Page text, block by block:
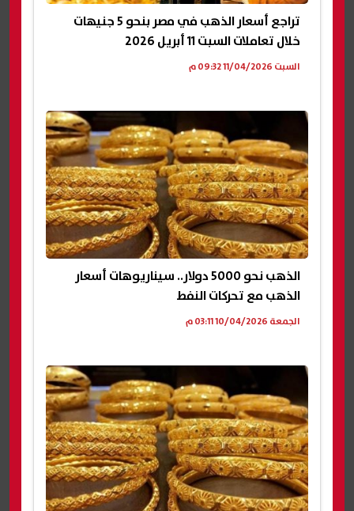
تراجع أسعار الذهب في مصر بنحو 5 جنيهات
خلال تعاملات السبت 11 أبريل 2026
السبت 11/04/2026 09:32 م
الذهب نحو 5000 دولار.. سيناريوهات أسعار
الذهب مع تحركات النفط
الجمعة 10/04/2026 03:11 م